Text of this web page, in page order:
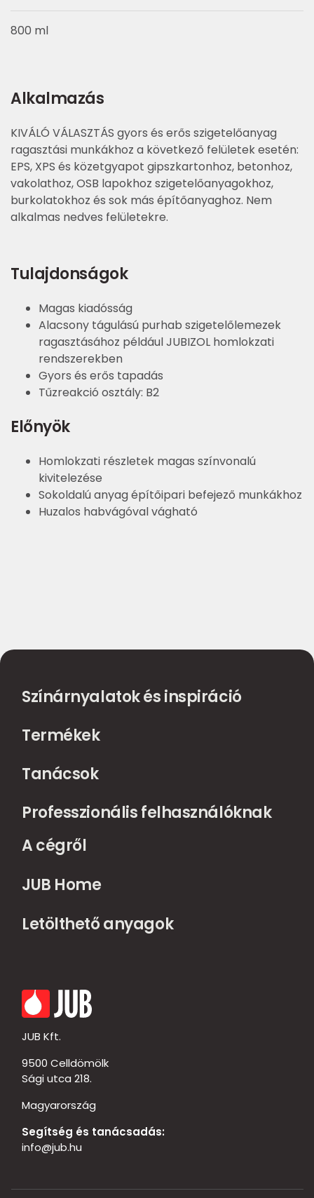
800 ml
Alkalmazás
KIVÁLÓ VÁLASZTÁS gyors és erős szigetelőanyag
ragasztási munkákhoz a következő felületek esetén:
EPS, XPS és közetgyapot gipszkartonhoz, betonhoz,
vakolathoz, OSB lapokhoz szigetelőanyagokhoz,
burkolatokhoz és sok más építőanyaghoz. Nem
alkalmas nedves felületekre.
Tulajdonságok
Magas kiadósság
Alacsony tágulású purhab szigetelőlemezek
ragasztásához például JUBIZOL homlokzati
rendszerekben
Gyors és erős tapadás
Tűzreakció osztály: B2
Előnyök
Homlokzati részletek magas színvonalú
kivitelezése
Sokoldalú anyag építőipari befejező munkákhoz
Huzalos habvágóval vágható
Színárnyalatok és inspiráció
Termékek
Tanácsok
Professzionális felhasználóknak
A cégről
JUB Home
Letölthető anyagok
JUB Kft.
9500 Celldömölk
Sági utca 218.
Magyarország
Segítség és tanácsadás:
info@jub.hu